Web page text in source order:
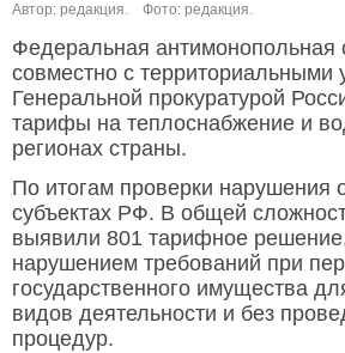
Автор: редакция.
Фото: редакция.
Федеральная антимонопольная
совместно с территориальными
Генеральной прокуратурой
тарифы на теплоснабжение и
регионах страны.
По итогам проверки нарушения
субъектах РФ. В общей
выявили 801 тарифное
нарушением требований при
государственного имущества
видов деятельности и без
процедур.